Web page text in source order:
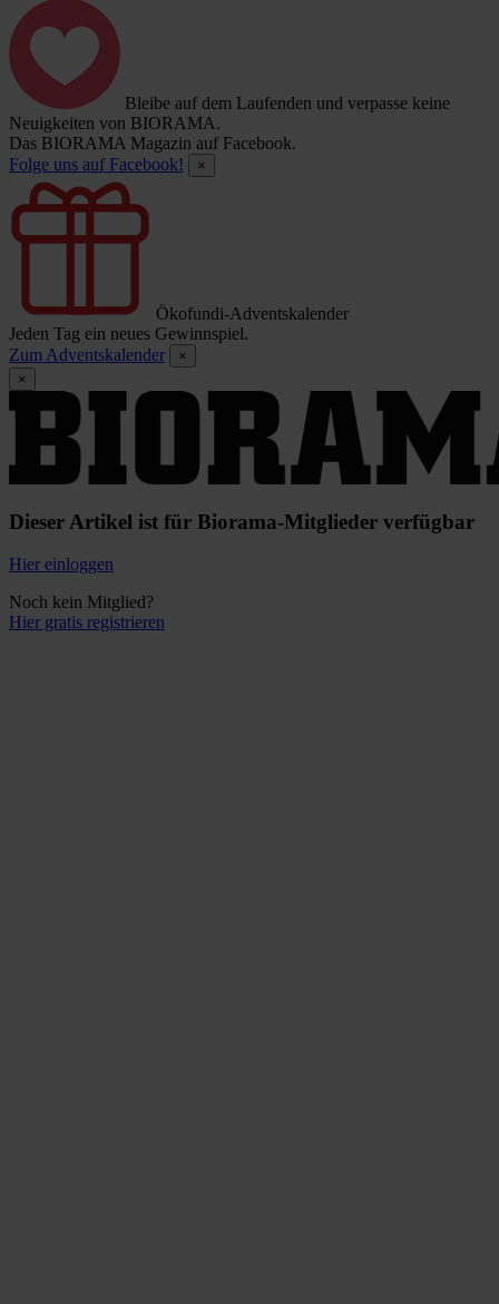
Bleibe auf dem Laufenden und verpasse keine
Neuigkeiten von BIORAMA.
Das BIORAMA Magazin auf Facebook.
Folge uns auf Facebook!
×
Ökofundi-Adventskalender
Jeden Tag ein neues Gewinnspiel.
Zum Adventskalender
×
×
Dieser Artikel ist für Biorama-Mitglieder verfügbar
Hier einloggen
Noch kein Mitglied?
Hier gratis registrieren